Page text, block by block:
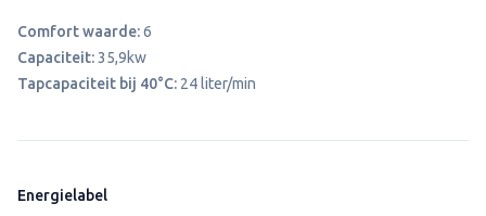
Comfort waarde:6
Capaciteit:35,9kw
Tapcapaciteit bij 40°C: 24 liter/min
Energielabel